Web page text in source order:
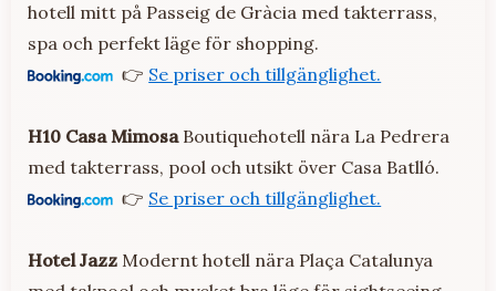
hotell mitt på Passeig de Gràcia med takterrass,
spa och perfekt läge för shopping.
👉 Se priser och tillgänglighet.
H10 Casa MimosaBoutiquehotell nära La Pedrera
med takterrass, pool och utsikt över Casa Batlló.
👉 Se priser och tillgänglighet.
Hotel Jazz Modernt hotell nära Plaça Catalunya